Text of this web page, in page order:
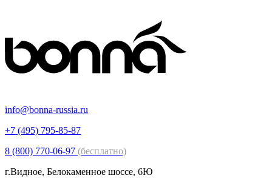
info@bonna-russia.ru
+7 (495) 795-85-87
8 (800) 770-06-97 (бесплатно)
г.Видное, Белокаменное шоссе, 6Ю